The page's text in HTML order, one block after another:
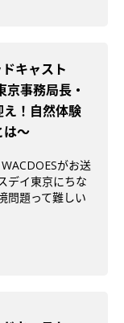
キャスト
京事務局長・
！自然体験
は〜
がお送
デイ東京にちな
問題って難しい